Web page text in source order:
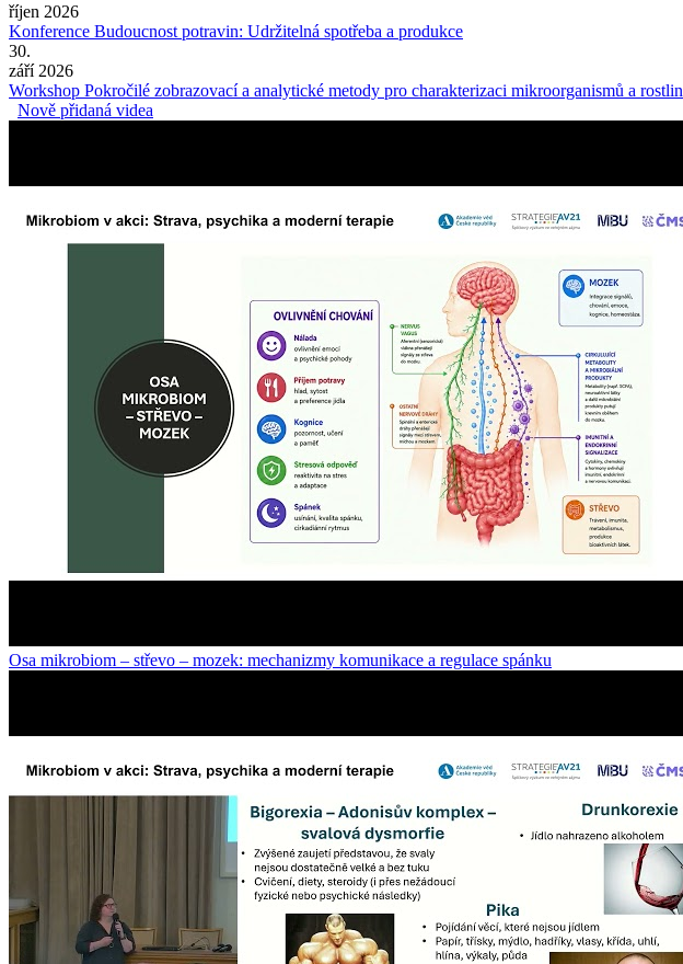
říjen 2026
Konference Budoucnost potravin: Udržitelná spotřeba a produkce
30.
září 2026
Workshop Pokročilé zobrazovací a analytické metody pro charakterizaci mikroorganismů a rostlin
Nově přidaná videa
Osa mikrobiom – střevo – mozek: mechanizmy komunikace a regulace spánku